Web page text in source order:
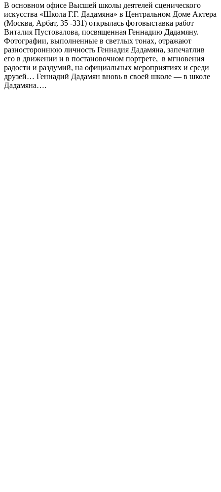
В основном офисе Высшей школы деятелей сценического
искусства «Школа Г.Г. Дадамяна» в Центральном Доме Актера
(Москва, Арбат, 35 -331) открылась фотовыставка работ
Виталия Пустовалова, посвященная Геннадию Дадамяну.
Фотографии, выполненные в светлых тонах, отражают
разностороннюю личность Геннадия Дадамяна, запечатлив
его в движении и в постановочном портрете, в мгновения
радости и раздумий, на официальных мероприятиях и среди
друзей… Геннадий Дадамян вновь в своей школе — в школе
Дадамяна….